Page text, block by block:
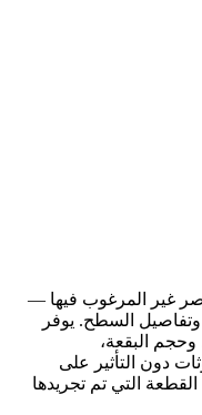
غير المرغوب فيها —
وتفاصيل السطح. يوفر
وحجم البقعة،
دون التأثير على
التي تم تجريدها